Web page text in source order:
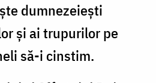
dumnezeieşti
şi ai trupurilor pe
să-i cinstim.